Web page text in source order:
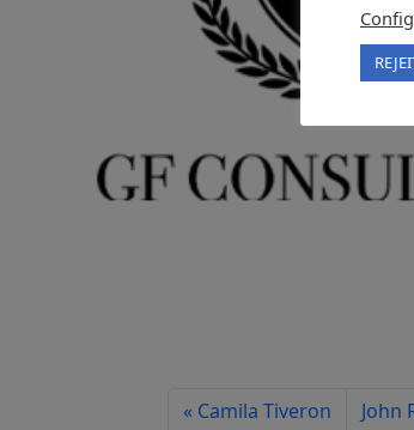
Camila Tiveron John